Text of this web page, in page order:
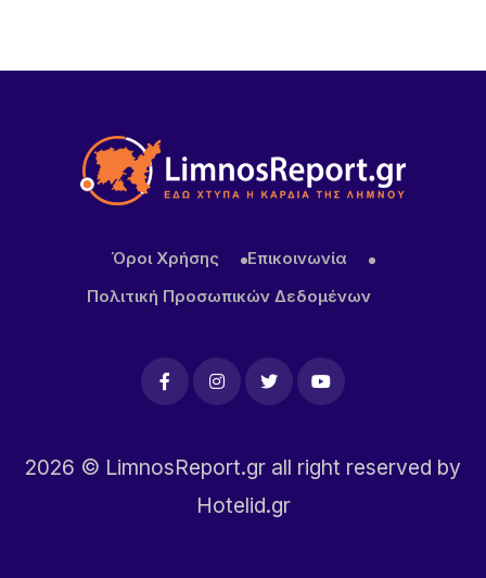
Όροι Χρήσης
Επικοινωνία
Πολιτική Προσωπικών Δεδομένων
2026 © LimnosReport.gr all right reserved by
Hotelid.gr